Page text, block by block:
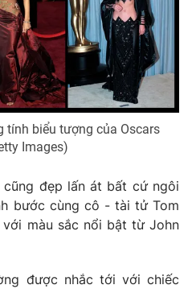
Shorts video
VTV Thể thao
Bất động sản
Vươn mình bằng AI
tính biểu tượng của Oscars
Images)
cũng đẹp lấn át bất cứ ngôi
bước cùng cô - tài tử Tom
màu sắc nổi bật từ John
được nhắc tới với chiếc